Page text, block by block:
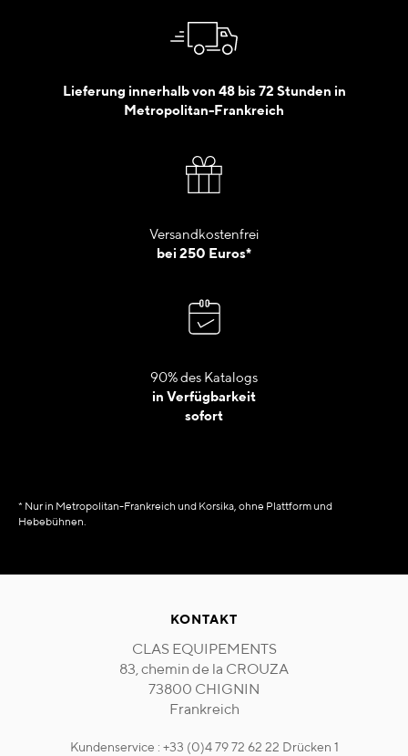
Lieferung innerhalb von 48 bis 72 Stunden in
Metropolitan-Frankreich
Versandkostenfrei
bei 250 Euros*
90% des Katalogs
in Verfügbarkeit
sofort
* Nur in Metropolitan-Frankreich und Korsika, ohne Plattform und
Hebebühnen.
KONTAKT
CLAS EQUIPEMENTS
83, chemin de la CROUZA
73800 CHIGNIN
Frankreich
Kundenservice : +33 (0)4 79 72 62 22 Drücken 1